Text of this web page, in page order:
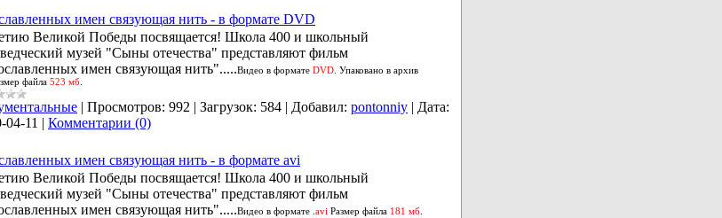
имен связующая нить - в формате DVD
Великой Победы посвящается! Школа 400 и школьный
музей "Сыны отечества" представляют фильм
имен связующая нить".....Видео в формате DVD . Упаковано в архив
файла 523 мб
| Просмотров: 992 | Загрузок: 584 | Добавил: pontonniy | Дата:
04-11 | Комментарии (0)
имен связующая нить - в формате avi
Великой Победы посвящается! Школа 400 и школьный
музей "Сыны отечества" представляют фильм
имен связующая нить".....Видео в формате avi Размер файла 181 мб